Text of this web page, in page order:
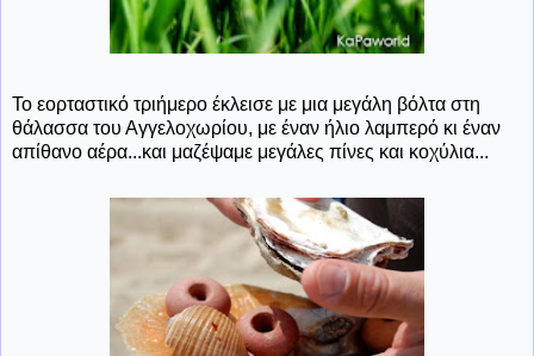
Το εορταστικό τριήμερο έκλεισε με μια μεγάλη βόλτα στη
θάλασσα του Αγγελοχωρίου, με έναν ήλιο λαμπερό κι έναν
απίθανο αέρα...και μαζέψαμε μεγάλες πίνες και κοχύλια...